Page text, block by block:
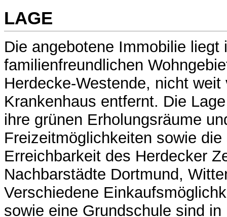
LAGE
Die angebotene Immobilie liegt
familienfreundlichen
Herdecke-Westende, nicht
Krankenhaus entfernt. Die
ihre grünen Erholungsräume
Freizeitmöglichkeiten sowie die
Erreichbarkeit des Herdecker
Nachbarstädte Dortmund,
Verschiedene
sowie eine Grundschule sind